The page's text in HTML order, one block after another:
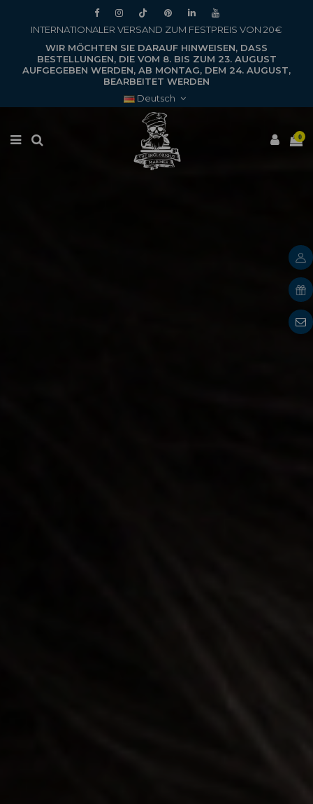
INTERNATIONALER VERSAND ZUM FESTPREIS VON 20€
WIR MÖCHTEN SIE DARAUF HINWEISEN, DASS
BESTELLUNGEN, DIE VOM 8. BIS ZUM 23. AUGUST
AUFGEGEBEN WERDEN, AB MONTAG, DEM 24. AUGUST,
BEARBEITET WERDEN
Deutsch
0